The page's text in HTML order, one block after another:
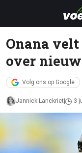
Onana
over
Volg ons op Google
Jannick Lanckriet 3